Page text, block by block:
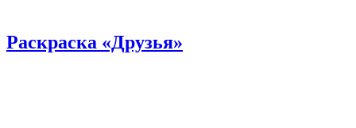
Раскраска «Друзья»